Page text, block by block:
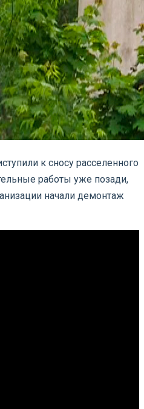
к сносу расселенного
работы уже позади,
начали демонтаж